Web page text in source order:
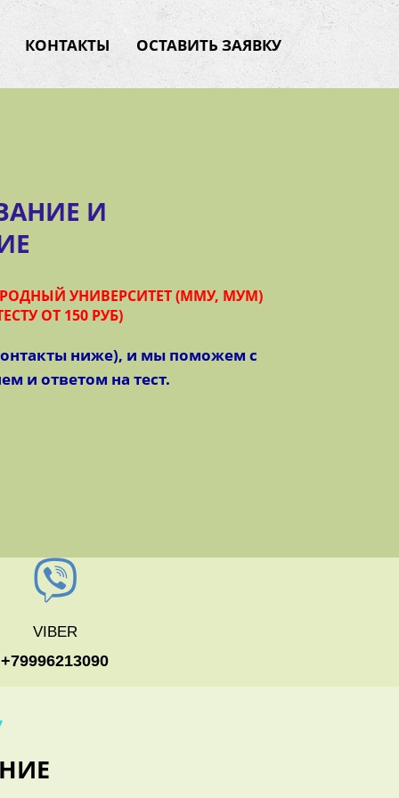
КОНТАКТЫ ОСТАВИТЬ ЗАЯВКУ
И
УНИВЕРСИТЕТ (ММУ, МУМ)
ОТ 150 РУБ)
ниже), и мы поможем с
и ответом на тест.
VIBER
+79996213090